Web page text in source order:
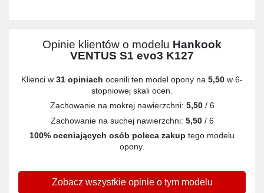
Opinie klientów o modelu Hankook
VENTUS S1 evo3 K127
Klienci w 31 opiniach ocenili ten model opony na 5,50 w 6-
stopniowej skali ocen.
Zachowanie na mokrej nawierzchni: 5,50/ 6
Zachowanie na suchej nawierzchni: 5,50/ 6
100% oceniających osób poleca zakup tego modelu
opony.
Zobacz wszystkie opinie o tym modelu